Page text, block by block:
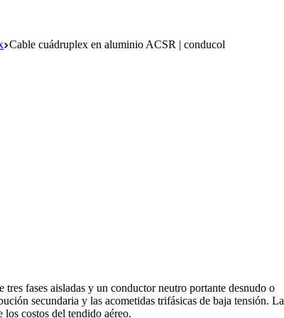
Cable cuádruplex en aluminio ACSR | conducol
fases aisladas y un conductor neutro portante desnudo o
secundaria y las acometidas trifásicas de baja tensión. La
costos del tendido aéreo.